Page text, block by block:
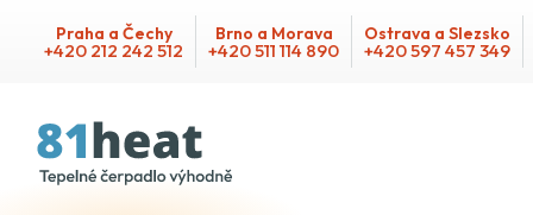
Praha a Čechy
+420 212 242 512
Brno a Morava
+420 511 114 890
Ostrava a Slezsko
+420 597 457 349